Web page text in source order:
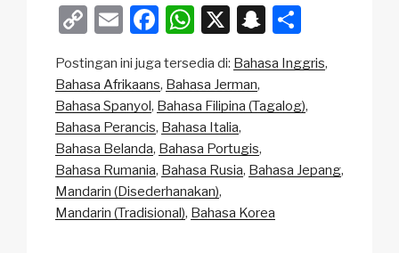
C
p
y
Li
n
k
E
ail
F
c
e
b
o
o
k
W
at
s
A
p
p
X
S
a
p
h
ar
e
Postingan ini juga tersedia di: Bahasa Inggris
Bahasa Afrikaans Bahasa Jerman
Bahasa Spanyol Bahasa Filipina (Tagalog)
Bahasa Perancis Bahasa Italia
Bahasa Belanda Bahasa Portugis
Bahasa Rumania Bahasa Rusia Bahasa Jepang
Mandarin (Disederhanakan)
Mandarin (Tradisional) Bahasa Korea